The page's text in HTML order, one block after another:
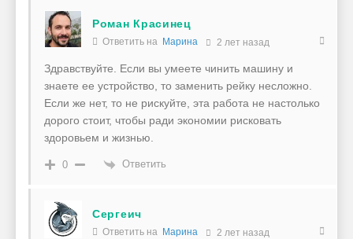
Роман Красинец
Ответить на Марина 2 лет назад
Здравствуйте. Если вы умеете чинить машину и
знаете ее устройство, то заменить рейку несложно.
Если же нет, то не рискуйте, эта работа не настолько
дорого стоит, чтобы ради экономии рисковать
здоровьем и жизнью.
0 Ответить
Сергеич
Ответить на Марина 2 лет назад